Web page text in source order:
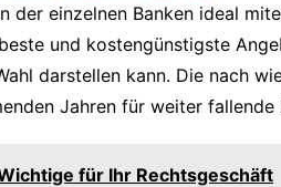
der einzelnen Banken ideal
und kostengünstigste
darstellen kann. Die nach
Jahren für weiter
für Ihr Rechtsgeschäft